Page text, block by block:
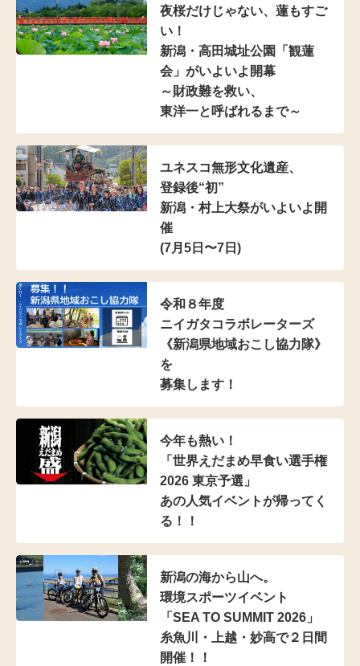
夜桜だけじゃない、蓮もすご
い！
新潟・高田城址公園「観蓮
会」がいよいよ開幕
～財政難を救い、
東洋一と呼ばれるまで～
ユネスコ無形文化遺産、
登録後“初”
新潟・村上大祭がいよいよ開
催
(7月5日〜7日)
令和８年度
ニイガタコラボレーターズ
《新潟県地域おこし協力隊》
を
募集します！
今年も熱い！
「世界えだまめ早食い選手権
2026 東京予選」
あの人気イベントが帰ってく
る！！
新潟の海から山へ。
環境スポーツイベント
「SEA TO SUMMIT 2026」
糸魚川・上越・妙高で２日間
開催！！